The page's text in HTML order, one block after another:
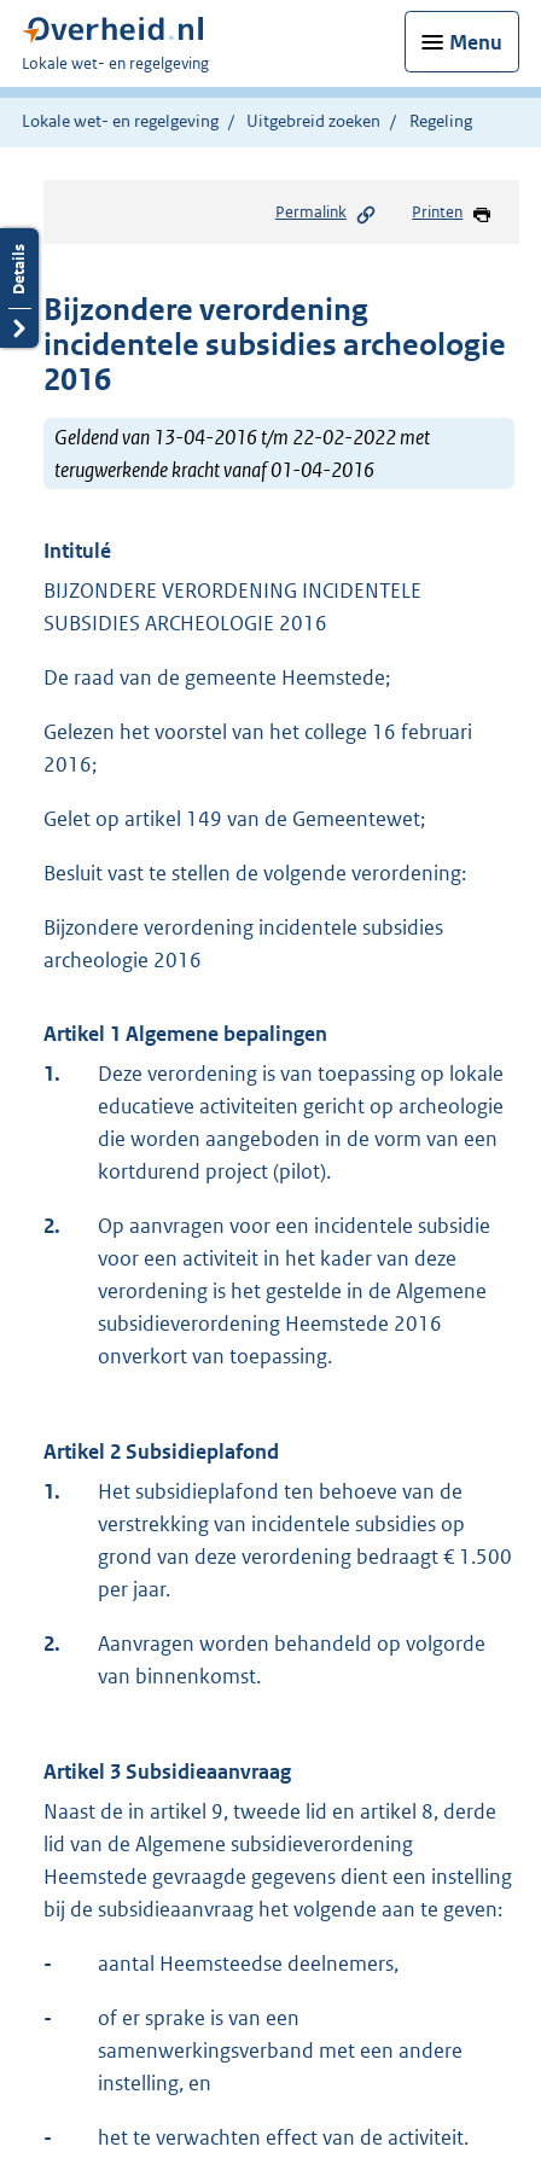
Menu
U
bent
hier:
Lokale wet- en regelgeving
Lokale wet- en regelgeving Uitgebreid zoeken Regeling
Permalink Printen
Bijzondere verordening
incidentele subsidies archeologie
2016
Geldend van 13-04-2016 t/m 22-02-2022 met
terugwerkende kracht vanaf 01-04-2016
Intitulé
BIJZONDERE VERORDENING INCIDENTELE
SUBSIDIES ARCHEOLOGIE 2016
De raad van de gemeente Heemstede;
Gelezen het voorstel van het college 16 februari
2016;
Gelet op artikel 149 van de Gemeentewet;
Besluit vast te stellen de volgende verordening:
Bijzondere verordening incidentele subsidies
archeologie 2016
Artikel 1 Algemene bepalingen
1.
Deze verordening is van toepassing op lokale
educatieve activiteiten gericht op archeologie
die worden aangeboden in de vorm van een
kortdurend project (pilot).
2.
Op aanvragen voor een incidentele subsidie
voor een activiteit in het kader van deze
verordening is het gestelde in de Algemene
subsidieverordening Heemstede 2016
onverkort van toepassing.
Artikel 2 Subsidieplafond
1.
Het subsidieplafond ten behoeve van de
verstrekking van incidentele subsidies op
grond van deze verordening bedraagt € 1.500
per jaar.
2.
Aanvragen worden behandeld op volgorde
van binnenkomst.
Artikel 3 Subsidieaanvraag
Naast de in artikel 9, tweede lid en artikel 8, derde
lid van de Algemene subsidieverordening
Heemstede gevraagde gegevens dient een instelling
bij de subsidieaanvraag het volgende aan te geven:
- aantal Heemsteedse deelnemers,
-
of er sprake is van een
samenwerkingsverband met een andere
instelling, en
- het te verwachten effect van de activiteit.